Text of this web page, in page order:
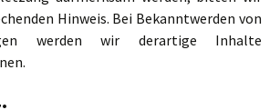
Hinweis. Bei Bekanntwerden von
werden wir derartige Inhalte